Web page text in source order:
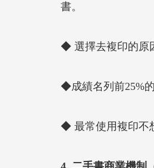
書。
◆ 選擇去複印的原
◆成績名列前25%
◆ 最常使用複印不